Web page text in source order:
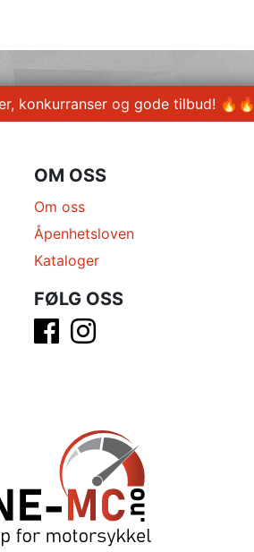
konkurranser og gode tilbud! 🔥🔥
OM OSS
Om oss
Åpenhetsloven
Kataloger
FØLG OSS